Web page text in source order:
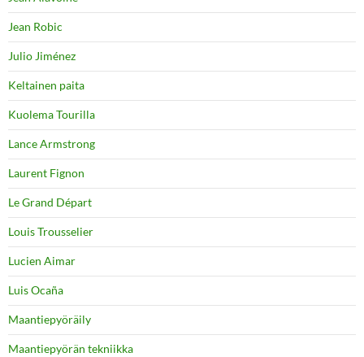
Jean Robic
Julio Jiménez
Keltainen paita
Kuolema Tourilla
Lance Armstrong
Laurent Fignon
Le Grand Départ
Louis Trousselier
Lucien Aimar
Luis Ocaña
Maantiepyöräily
Maantiepyörän tekniikka